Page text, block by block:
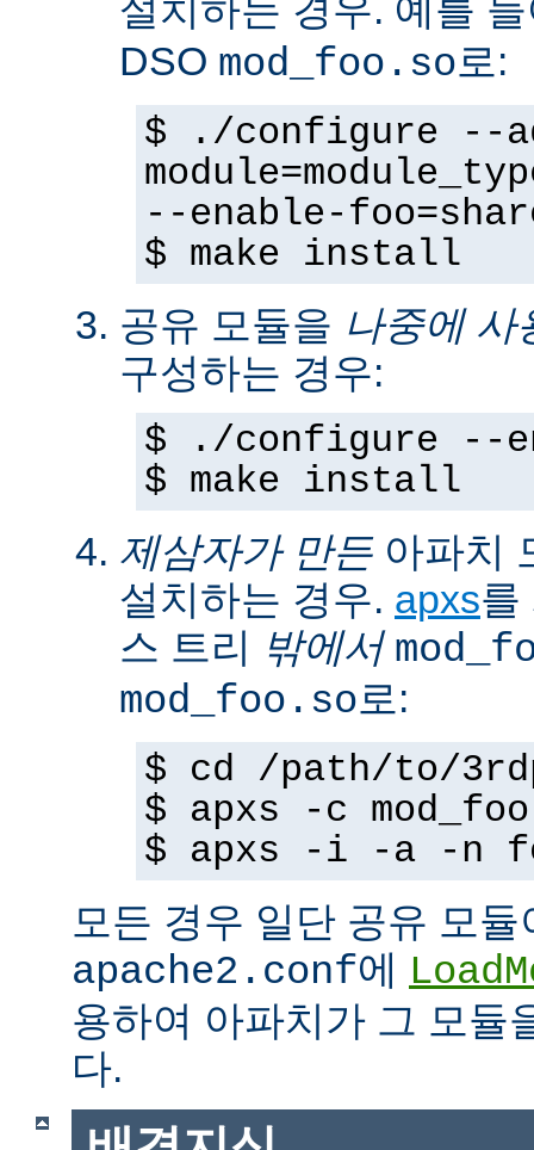
설치하는 경우. 예를
DSO mod_foo.so로:
$ ./configure --
--enable-
$ make install
공유 모듈을 나중에 사
구성하는 경우:
$ ./configure --
$ make install
제삼자가 만든아파치
설치하는 경우. apxs를
스 트리 밖에서
mod_foo.so로:
$ cd /path/to/
$ apxs -c
$ apxs -i -a -n
모든 경우 일단 공유 모
apache2.conf에
용하여 아파치가 그 모듈
다.